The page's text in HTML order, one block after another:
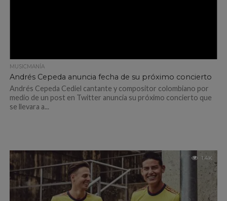
MUSICMANÍA
Andrés Cepeda anuncia fecha de su próximo concierto
Andrés Cepeda Cediel cantante y compositor colombiano por
medio de un post en Twitter anuncia su próximo concierto que
se llevara a...
1.4K